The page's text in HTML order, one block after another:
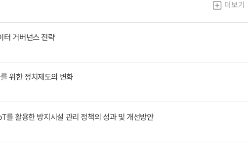
더보기
터 거버넌스 전략
위한 정치제도의 변화
를 활용한 방지시설 관리 정책의 성과 및 개선방안